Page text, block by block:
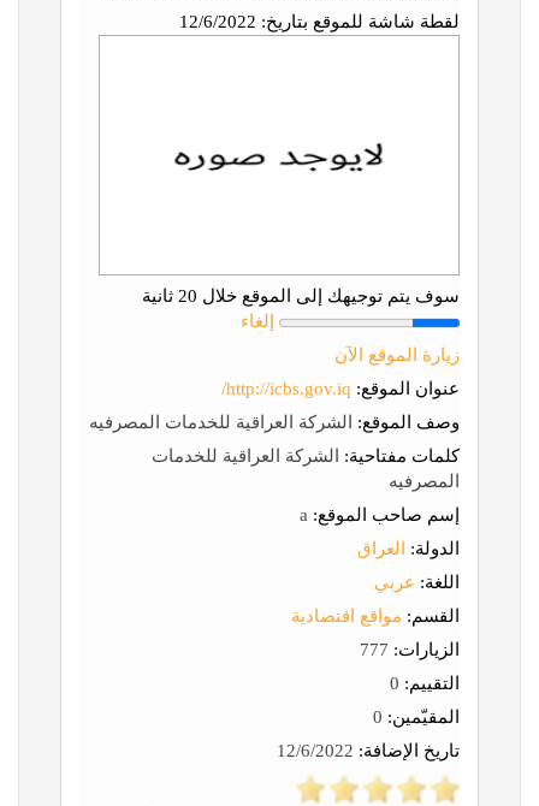
لقطة شاشة للموقع بتاريخ:
سوف يتم توجيهك إلى الموقع خلال 20 ثانية
إلغاء
زيارة الموقع الآن
عنوان الموقع: http://icbs.gov.iq/
وصف الموقع: الشركة العراقية للخدمات المصرفيه
كلمات مفتاحية: الشركة العراقية للخدمات
المصرفيه
إسم صاحب الموقع:
الدولة:
العراق
اللغة: عربي
القسم: مواقع اقتصادية
الزيارات:
التقييم:
المقيّمين:
تاريخ الإضافة: